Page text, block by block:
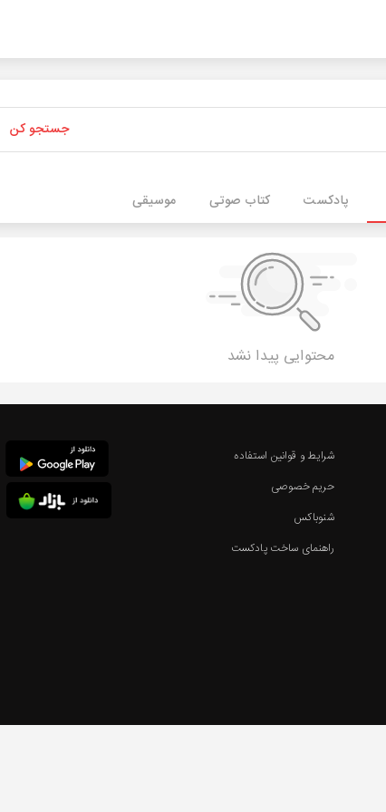
جستجو کن
پادکست کتاب صوتی موسیقی
محتوایی پیدا نشد
شرایط و قوانین استفاده
حریم خصوصی
شنوباکس
راهنمای ساخت پادکست